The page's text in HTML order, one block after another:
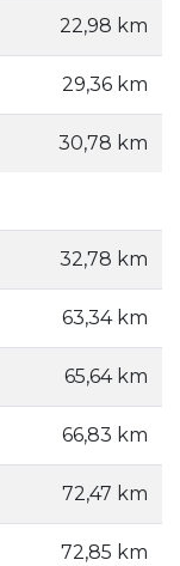
22,98 km
29,36 km
30,78 km
32,78 km
63,34 km
65,64 km
66,83 km
72,47 km
72,85 km